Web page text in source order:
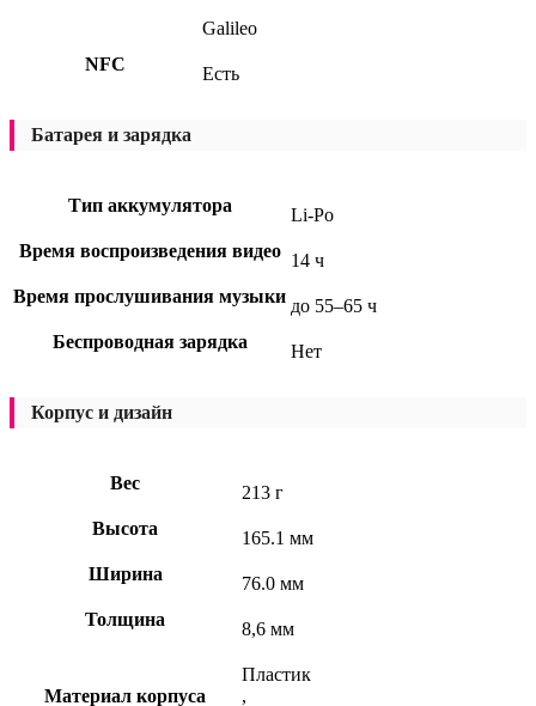
Galileo
NFC
Есть
Батарея и зарядка
Тип аккумулятора
Li-Po
Время воспроизведения видео 14 ч
Время прослушивания музыки до 55–65 ч
Беспроводная зарядка
Нет
Корпус и дизайн
Вес
213 г
Высота
165.1 мм
Ширина
76.0 мм
Толщина
8,6 мм
Материал корпуса
Пластик
,